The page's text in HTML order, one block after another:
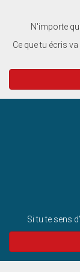
N'importe
Ce que tu écris
Si tu te sens